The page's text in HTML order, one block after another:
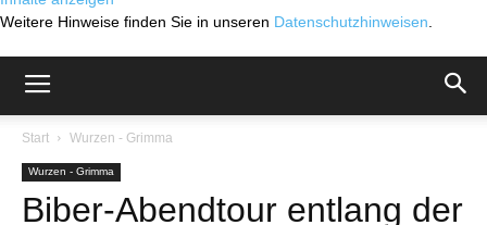
Weitere Hinweise finden Sie in unseren Datenschutzhinweisen
Start Wurzen - Grimma
Wurzen - Grimma
Biber-Abendtour entlang der